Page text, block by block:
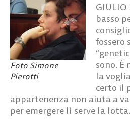
Foto Simone
Pierotti
GIULIO
basso
fossero
sono. È
la
certo il
appartenenza non aiuta a
per emergere lì serve la lotta.